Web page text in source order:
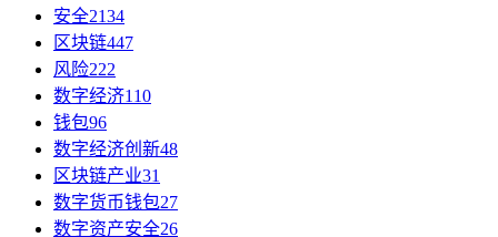
安全2134
区块链447
风险222
数字经济110
钱包96
数字经济创新48
区块链产业31
数字货币钱包27
数字资产安全26